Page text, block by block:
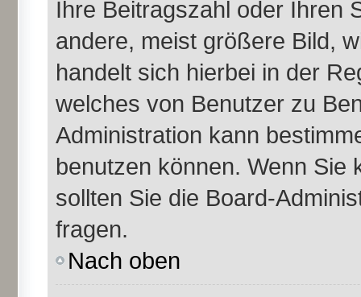
Ihre Beitragszahl oder Ihren
andere, meist größere Bild,
handelt sich hierbei in der
welches von Benutzer zu
Administration kann
benutzen können. Wenn Sie
sollten Sie die Board-
fragen.
Nach oben